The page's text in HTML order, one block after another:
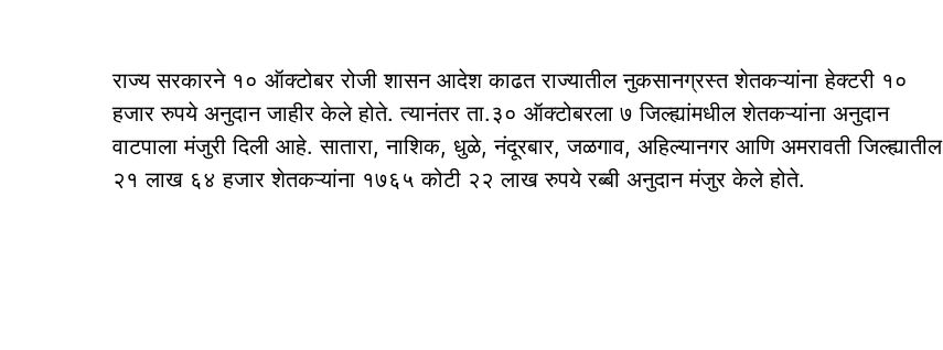
राज्य सरकारने १० ऑक्टोबर रोजी शासन आदेश काढत राज्यातील नुकसानग्रस्त शेतकऱ्यांना हेक्टरी १०
हजार रुपये अनुदान जाहीर केले होते. त्यानंतर ता.३० ऑक्टोबरला ७ जिल्ह्यांमधील शेतकऱ्यांना अनुदान
वाटपाला मंजुरी दिली आहे. सातारा, नाशिक, धुळे, नंदूरबार, जळगाव, अहिल्यानगर आणि अमरावती जिल्ह्यातील
२१ लाख ६४ हजार शेतकऱ्यांना १७६५ कोटी २२ लाख रुपये रब्बी अनुदान मंजुर केले होते.